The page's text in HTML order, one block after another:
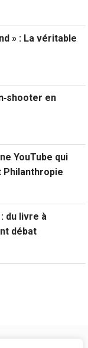
» : La véritable
en
YouTube qui
du livre à
débat